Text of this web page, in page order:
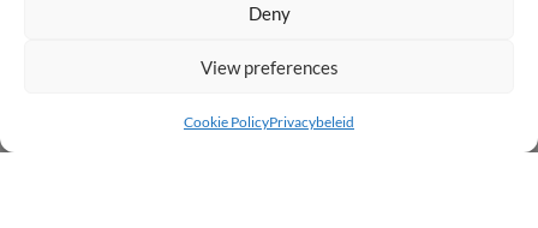
Deny
View preferences
Cookie PolicyPrivacybeleid